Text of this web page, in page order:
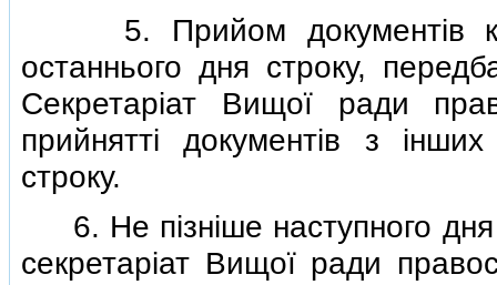
5. Прийом документiв
останнього дня строку,
Секретарiат Вищої ради
прийняттi документiв з
строку.
6. Не пiзнiше наступного дня
секретарiат Вищої ради